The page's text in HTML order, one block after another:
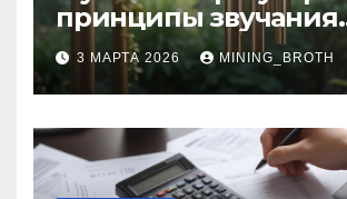
принципы звучания
колокольчиков
3 МАРТА 2026 MINING_BROTH